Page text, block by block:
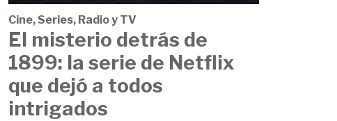
Cine, Series, Radio y TV
El misterio detrás de
1899: la serie de Netflix
que dejó a todos
intrigados